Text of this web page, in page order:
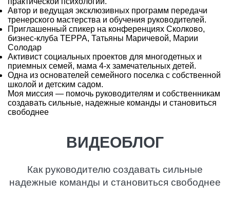
Автор и ведущая эксклюзивных программ передачи
тренерского мастерства и обучения руководителей.
Приглашенный спикер на конференциях Сколково,
бизнес-клуба ТЕРРА, Татьяны Маричевой, Марии
Солодар
Активист социальных проектов для многодетных и
приемных семей, мама 4-х замечательных детей.
Одна из основателей семейного поселка с собственной
школой и детским садом.
Моя миссия — помочь руководителям и собственникам
создавать сильные, надежные команды и становиться
свободнее
ВИДЕОБЛОГ
Как руководителю создавать сильные
надежные команды и становиться свободнее